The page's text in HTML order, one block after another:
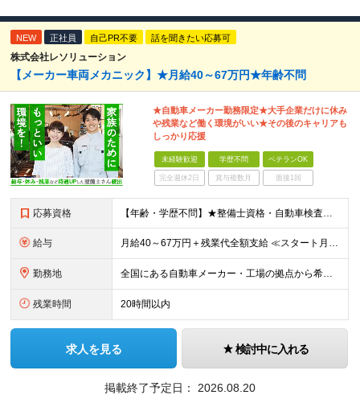
NEW 正社員 自己PR不要 話を聞きたい応募可
株式会社レソリューション
【メーカー車両メカニック】★月給40～67万円★年齢不問
★自動車メーカー勤務限定★大手企業だけに休み
や残業など働く環境がいい★その後のキャリアも
しっかり応援
未経験歓迎 学歴不問 ベテランOK
完全週休2日 賞与複数月 面接1回
応募資格 【年齢・学歴不問】★整備士資格・自動車検査員資格をお持ちの方★既卒者・第二新卒・実務未経験者も歓迎！ ■自動車整備士資格または自動車検査員資格の保有者。 ※実務経験不問 ◎経験や資格を活かしてキャリ
給与 月給40～67万円＋残業代全額支給 ≪スタート月給例≫ ■自動車車検・整備：月給40万円+残業代 ※現年収・年齢・経験・資格・能力等、総合的に考慮し、決定します。 ※試用期間有(同待遇/最長6ヵ月
勤務地 全国にある自動車メーカー・工場の拠点から希望を考慮して決定します。 ★転居を伴う転勤はありません。 ★U・Iターン、遠方からのご応募も歓迎！引越など赴任に伴う費用、家賃は全額負担します（会社規定によ
残業時間 20時間以内
求人を見る 検討中に入れる
掲載終了予定日： 2026.08.20